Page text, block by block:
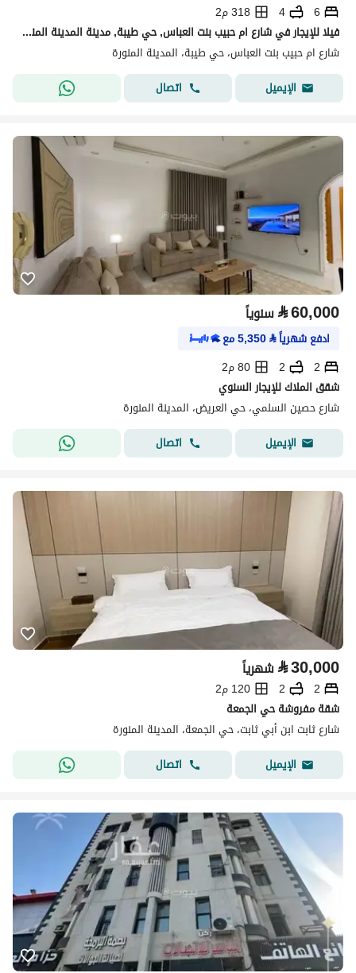
6
4
318 م2
فيلا للإيجار في شارع ام حبيب بنت العباس, حي طيبة, مدينة المدينة المنورة
شارع ام حبيب بنت العباس، حي طيبة، المدينة المنورة
الإيميل
اتصال
⃁60,000 سنوياً
ادفع شهرياً⃁
5,350مع
2
2
80 م2
شقق الملاك للإيجار السنوي
شارع حصين السلمي، حي العريض، المدينة المنورة
الإيميل
اتصال
⃁30,000 شهرياً
2
2
120 م2
شقة مفروشة حي الجمعة
شارع ثابت ابن أبي ثابت، حي الجمعة، المدينة المنورة
الإيميل
اتصال